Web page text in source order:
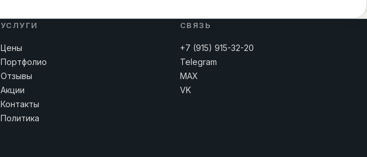
УСЛУГИ
Цены
Портфолио
Отзывы
Акции
Контакты
Политика
СВЯЗЬ
+7 (915) 915-32-20
Telegram
MAX
VK